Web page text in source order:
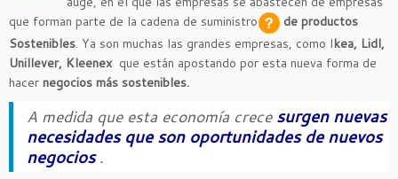
que forman parte de la cadena de suministro
de productos
Sostenibles. Ya son muchas las grandes empresas, como Ikea, Lidl,
Unillever, Kleenexque están apostando por esta nueva forma de
hacer negocios más sostenibles.
A medida que esta economía crece surgen nuevas
necesidades que son oportunidades de nuevos
negocios.